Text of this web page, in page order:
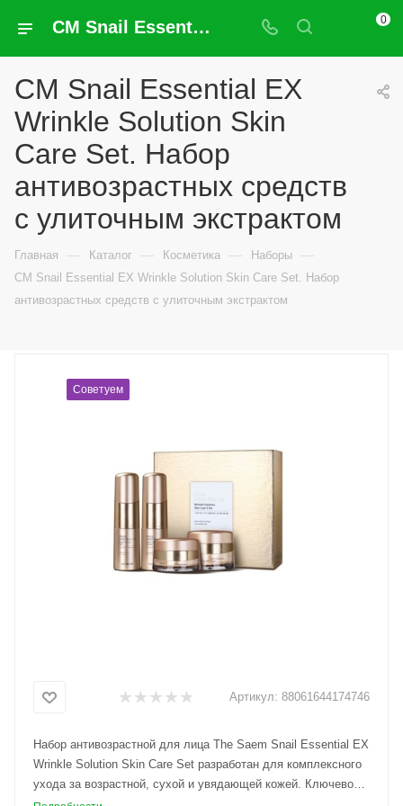
CM Snail Essential EX Wrinkle Solution Skin Care Set. Набор антивозрастных средств с улиточным экстрактом 0
CM Snail Essential EX
Wrinkle Solution Skin
Care Set. Набор
антивозрастных средств
с улиточным экстрактом
Главная — Каталог — Косметика — Наборы —
CM Snail Essential EX Wrinkle Solution Skin Care Set. Набор
антивозрастных средств с улиточным экстрактом
Советуем
Артикул: 88061644174746
Набор антивозрастной для лица The Saem Snail Essential EX
Wrinkle Solution Skin Care Set разработан для комплексного
ухода за возрастной, сухой и увядающей кожей. Ключевой